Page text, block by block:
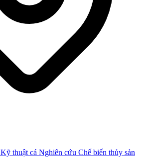
Kỹ thuật cá Nghiên cứu Chế biến thủy sản